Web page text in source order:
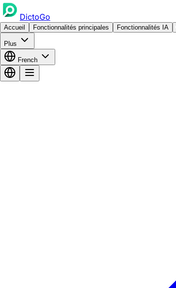
DictoGo
Accueil Fonctionnalités principales Fonctionnalités IA
Plus
French